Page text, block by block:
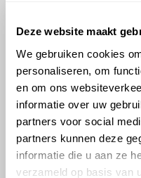
Deze website maakt
We gebruiken cookies
personaliseren, om
en om ons
informatie over uw
partners voor social
partners kunnen deze
informatie die u aan ze
verzameld op basis van
worden bij een
Voor welke
S5, RS 5
beschikbaar?